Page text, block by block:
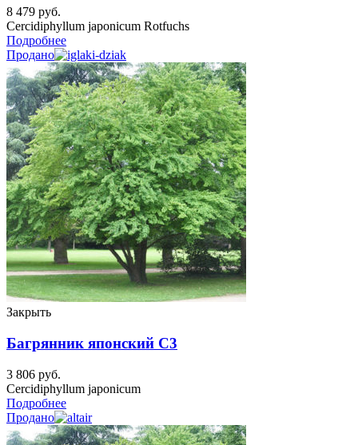
8 479 руб.
Cercidiphyllum japonicum Rotfuchs
Подробнее
Продано
Закрыть
Багрянник японский C3
3 806 руб.
Cercidiphyllum japonicum
Подробнее
Продано